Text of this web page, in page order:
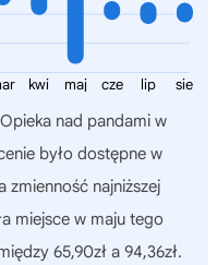
sie
lip
cze
maj
kwi
Opieka nad pandami w
było dostępne w
zmienność najniższej
miejsce w maju tego
65,90zł a 94,36zł.